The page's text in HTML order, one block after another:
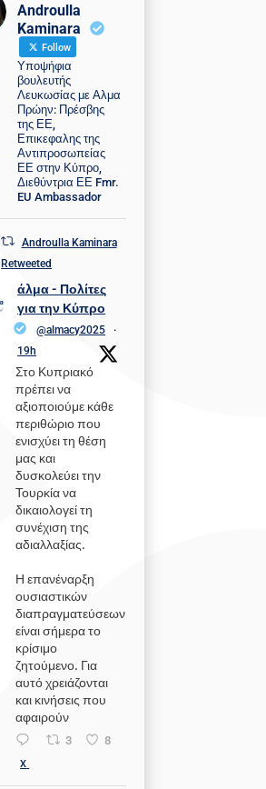
Androulla
Kaminara
Follow
Υποψήφια
βουλευτής
Λευκωσίας με Αλμα
Πρώην: Πρέσβης
της ΕΕ,
Επικεφαλης της
Αντιπροσωπείας
ΕΕ στην Κύπρο,
Διεθύντρια ΕΕ Fmr.
EU Ambassador
Androulla Kaminara
Retweeted
άλμα - Πολίτες
για την Κύπρο
@almacy2025
·
19h
Στο Κυπριακό
πρέπει να
αξιοποιούμε κάθε
περιθώριο που
ενισχύει τη θέση
μας και
δυσκολεύει την
Τουρκία να
δικαιολογεί τη
συνέχιση της
αδιαλλαξίας.
Η επανέναρξη
ουσιαστικών
διαπραγματεύσεων
είναι σήμερα το
κρίσιμο
ζητούμενο. Για
αυτό χρειάζονται
και κινήσεις που
αφαιρούν
3 8
X